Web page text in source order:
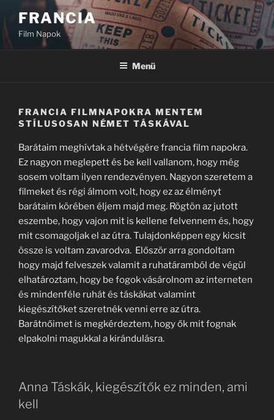
Tartalomhoz
FRANCIA
Film Napok
Menü
FRANCIA FILMNAPOKRA MENTEM
STÍLUSOSAN NÉMET TÁSKÁVAL
Barátaim meghívtak a hétvégére francia film napokra.
Ez nagyon meglepett és be kell vallanom, hogy még
sosem voltam ilyen rendezvényen. Nagyon szeretem a
filmeket és régi álmom volt, hogy ez az élményt
barátaim körében éljem majd meg. Rögtön az jutott
eszembe, hogy vajon mit is kellene felvennem és, hogy
mit csomagoljak el az útra. Tulajdonképpen egy kicsit
össze is voltam zavarodva. Először arra gondoltam
hogy majd felveszek valamit a ruhatáramból de végül
elhatároztam, hogy be fogok vásárolnom az interneten
és mindenféle ruhát és táskákat valamint
kiegészítőket szeretnék venni erre az útra.
Barátnőimet is megkérdeztem, hogy ők mit fognak
elpakolni magukkal a kirándulásra.
Anna Táskák, kiegészítők ez minden, ami
kell